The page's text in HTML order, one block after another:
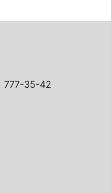
777-35-42